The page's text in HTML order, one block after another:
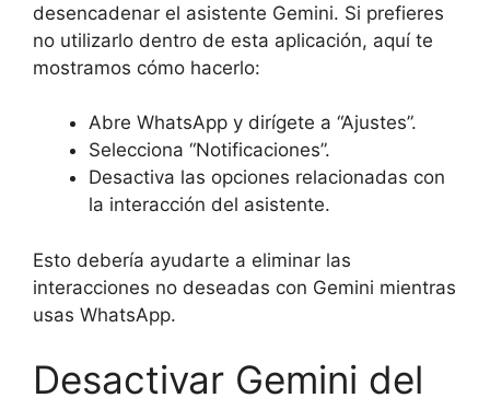
desencadenar el asistente Gemini. Si prefieres
no utilizarlo dentro de esta aplicación, aquí te
mostramos cómo hacerlo:
Abre WhatsApp y dirígete a “Ajustes”.
Selecciona “Notificaciones”.
Desactiva las opciones relacionadas con
la interacción del asistente.
Esto debería ayudarte a eliminar las
interacciones no deseadas con Gemini mientras
usas WhatsApp.
Desactivar Gemini del